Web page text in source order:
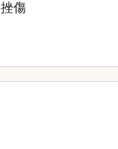
挫傷